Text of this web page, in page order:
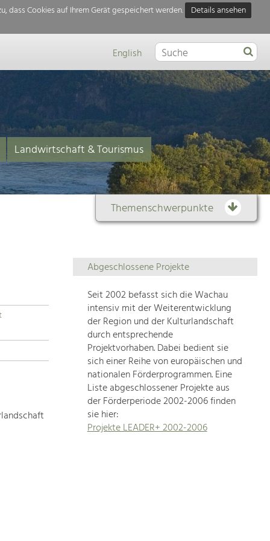
dass Cookies auf Ihrem Gerät gespeichert werden.
Details ansehen
English
Landwirtschaft & Tourismus
Themenschwerpunkte
Themenübersicht
Die
Regionalentwicklung
in
unserer
Region
ist
sehr
vielfältig.
Deshalb
geben
wir
hier
Abgeschlossene Projekte
Seit 2002 befasst sich die Wachau
intensiv mit der Weiterentwicklung
der Region und der Kulturlandschaft
durch entsprechende
Projektvorhaben. Dabei bedient sie
sich einer Reihe von europäischen und
nationalen Förderprogrammen. Eine
Liste abgeschlossener Projekte aus
der Förderperiode 2002-2006 finden
sie hier:
Projekte LEADER+ 2002-2006